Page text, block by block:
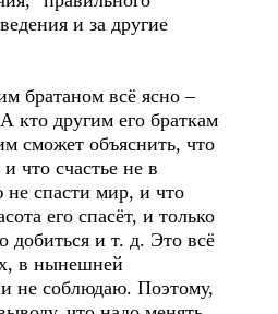
и за другие
братаном всё ясно –
кто другим его браткам
сможет объяснить, что
что счастье не в
не спасти мир, и что
его спасёт, и только
добиться и т. д. Это всё
в нынешней
не соблюдаю. Поэтому,